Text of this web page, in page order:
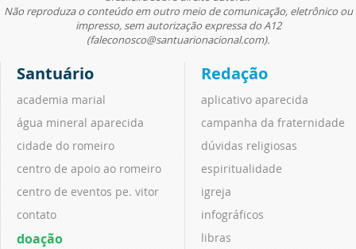
Não reproduza o conteúdo em outro meio de comunicação, eletrônico ou
impresso, sem autorização expressa do A12
(faleconosco@santuarionacional.com).
Santuário
academia marial
água mineral aparecida
cidade do romeiro
centro de apoio ao romeiro
centro de eventos pe. vitor
contato
doação
Redação
aplicativo aparecida
campanha da fraternidade
dúvidas religiosas
espiritualidade
igreja
infográficos
libras